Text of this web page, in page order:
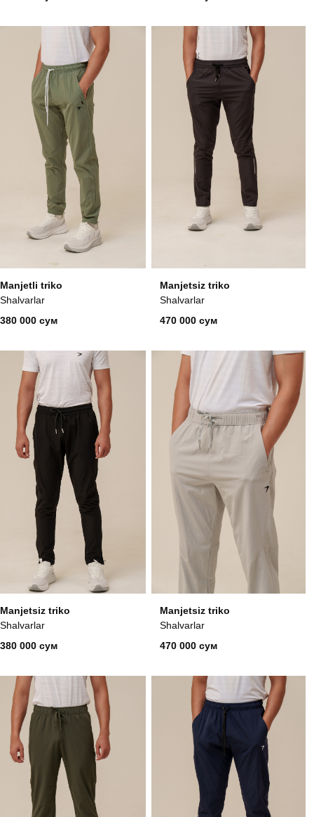
Manjetli triko
Shalvarlar
380 000 сум
Manjetsiz triko
Shalvarlar
470 000 сум
Manjetsiz triko
Shalvarlar
380 000 сум
Manjetsiz triko
Shalvarlar
470 000 сум